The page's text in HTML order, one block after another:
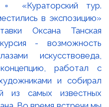
«Кураторский тур.
в экспозицию»
Оксана Танская
- возможность
искусствоведа,
работал с
и собирал
из самых известных